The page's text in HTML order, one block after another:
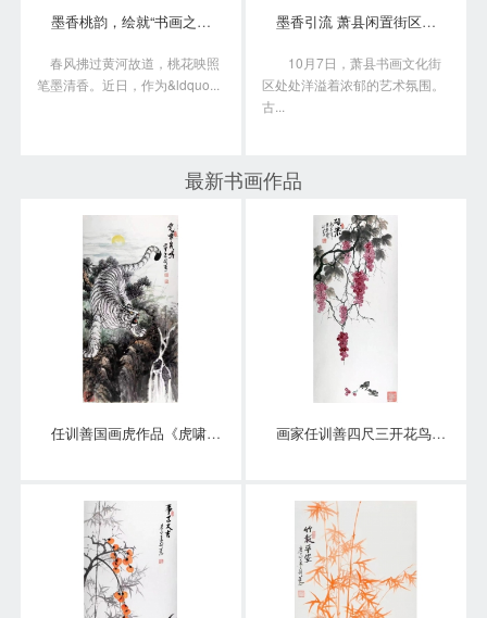
墨香桃韵，绘就“书画之乡”新画卷
春风拂过黄河故道，桃花映照
笔墨清香。近日，作为&ldquo...
墨香引流 萧县闲置街区变身书画艺术聚落
10月7日，萧县书画文化街
区处处洋溢着浓郁的艺术氛围。
古...
最新书画作品
任训善国画虎作品《虎啸泉鸣》四尺整张真迹 画家任训善四尺三开花鸟画作品《硕果》